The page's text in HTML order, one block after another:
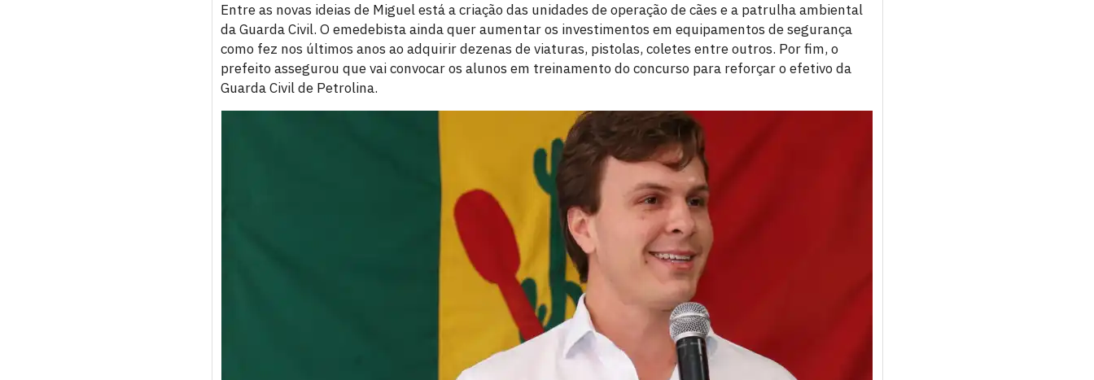
Entre as novas ideias de Miguel está a criação das unidades de operação de cães e a patrulha ambiental
da Guarda Civil. O emedebista ainda quer aumentar os investimentos em equipamentos de segurança
como fez nos últimos anos ao adquirir dezenas de viaturas, pistolas, coletes entre outros. Por fim, o
prefeito assegurou que vai convocar os alunos em treinamento do concurso para reforçar o efetivo da
Guarda Civil de Petrolina.